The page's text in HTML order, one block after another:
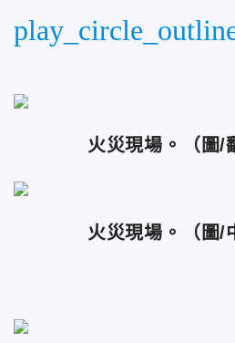
火災現場。（圖/
火災現場。（圖/